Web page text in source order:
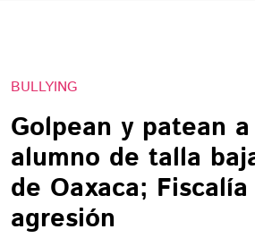
BULLYING
Golpean y patean
alumno de talla
de Oaxaca;
agresión